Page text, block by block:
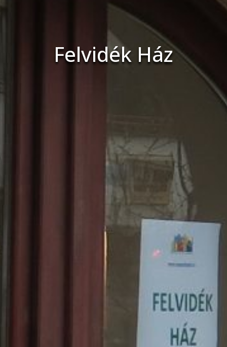
Felvidék Ház